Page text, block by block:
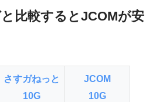
比較するとJCOMが安
さすガねっと
10G
JCOM
10G